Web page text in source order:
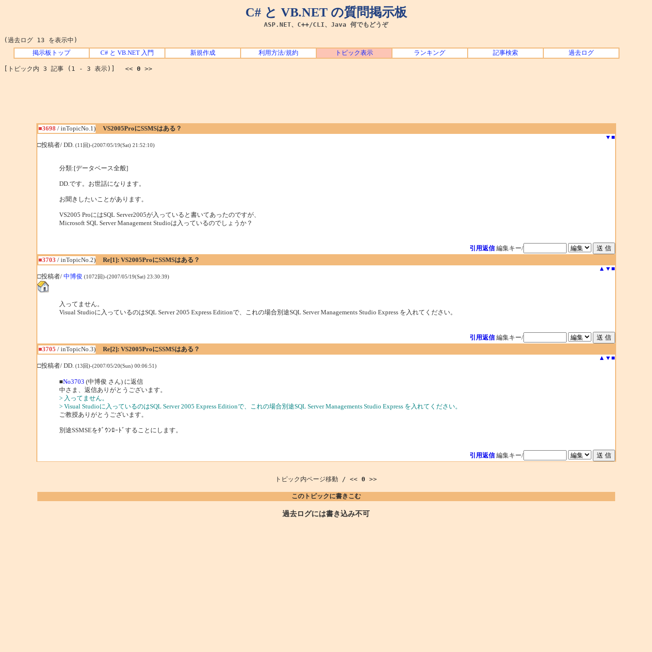
C# と VB.NET の質問掲示板
ASP.NET、C++/CLI、Java 何でもどうぞ
(過去ログ 13 を表示中)
掲示板トップ C# と VB.NET 入門 新規作成 利用方法/規約 トピック表示 ランキング 記事検索 過去ログ
[トピック内 3 記事 (1 - 3 表示)] << 0 >>
■3698 / inTopicNo.1)
VS2005ProにSSMSはある？
▼ ■
□投稿者/ DD. (11回)-(2007/05/19(Sat) 21:52:10)
分類:[データベース全般]
DD.です。お世話になります。
お聞きしたいことがあります。
VS2005 ProにはSQL Server2005が入っていると書いてあったのですが、
Microsoft SQL Server Management Studioは入っているのでしょうか？
引用返信 編集キー/
■3703 / inTopicNo.2)
Re[1]: VS2005ProにSSMSはある？
▲ ▼ ■
□投稿者/ 中博俊 (1072回)-(2007/05/19(Sat) 23:30:39)
入ってません。
Visual Studioに入っているのはSQL Server 2005 Express Editionで、これの場合別途SQL Server Managements Studio Express を入れてください。
引用返信 編集キー/
■3705 / inTopicNo.3)
Re[2]: VS2005ProにSSMSはある？
▲ ▼ ■
□投稿者/ DD. (13回)-(2007/05/20(Sun) 00:06:51)
■No3703 (中博俊 さん) に返信
中さま、返信ありがとうございます。
> 入ってません。
> Visual Studioに入っているのはSQL Server 2005 Express Editionで、これの場合別途SQL Server Managements Studio Express を入れてください。
ご教授ありがとうございます。
別途SSMSEをﾀﾞｳﾝﾛｰﾄﾞすることにします。
引用返信 編集キー/
トピック内ページ移動 / << 0 >>
このトピックに書きこむ
過去ログには書き込み不可